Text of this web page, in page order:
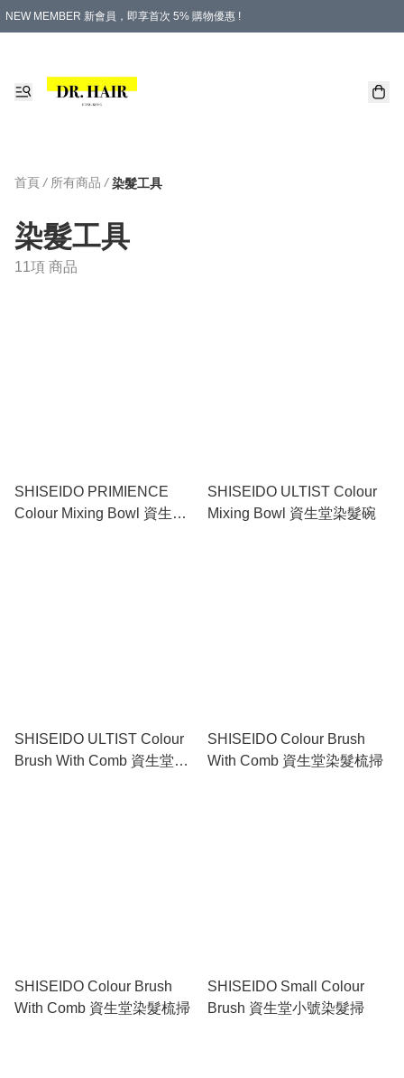
NEW MEMBER 新會員，即享首次 5% 購物優惠 !
首頁 / 所有商品 / 染髮工具
染髮工具
11項 商品
SHISEIDO PRIMIENCE
Colour Mixing Bowl 資生堂
SHISEIDO ULTIST Colour
Mixing Bowl 資生堂染髮碗
SHISEIDO ULTIST Colour
Brush With Comb 資生堂染
SHISEIDO Colour Brush
With Comb 資生堂染髮梳掃
SHISEIDO Colour Brush
With Comb 資生堂染髮梳掃
SHISEIDO Small Colour
Brush 資生堂小號染髮掃